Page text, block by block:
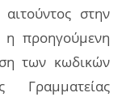
στην
η προηγούμενη
των κωδικών
Γραμματείας